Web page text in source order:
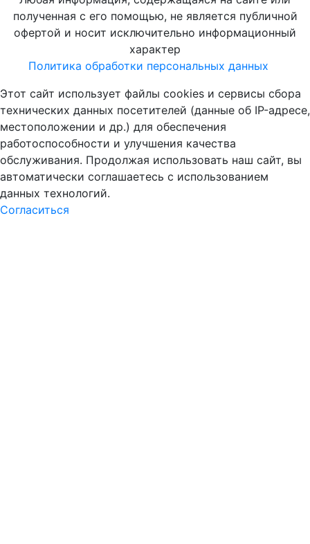
полученная с его помощью, не является публичной
офертой и носит исключительно информационный
характер
Политика обработки персональных данных
Этот сайт использует файлы cookies и сервисы сбора
технических данных посетителей (данные об IP-адресе,
местоположении и др.) для обеспечения
работоспособности и улучшения качества
обслуживания. Продолжая использовать наш сайт, вы
автоматически соглашаетесь с использованием
данных технологий.
Согласиться